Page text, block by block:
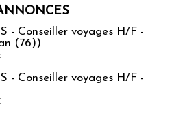
- Conseiller voyages H/F -
(76))
- Conseiller voyages H/F -